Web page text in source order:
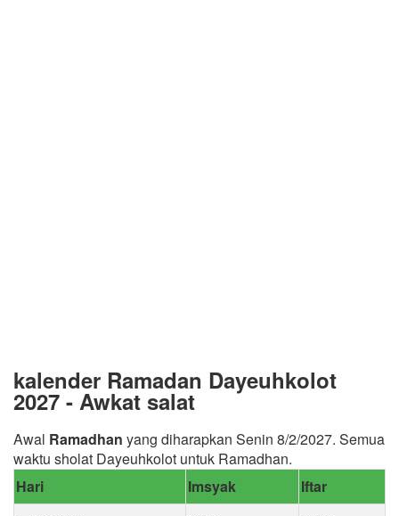
kalender Ramadan Dayeuhkolot
2027 - Awkat salat
Awal Ramadhan yang diharapkan Senin 8/2/2027. Semua
waktu sholat Dayeuhkolot untuk Ramadhan.
Hari
Imsyak
Iftar